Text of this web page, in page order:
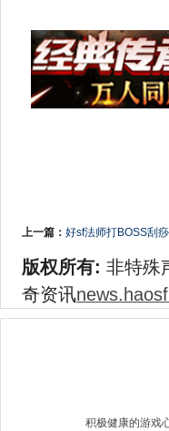
上一篇： 好sf法师打BOSS刮
版权所有: 非特殊
奇资讯
积极健康的游戏